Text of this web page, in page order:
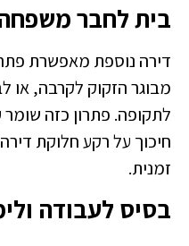
בית לחבר
דירה נוספת מאפשרת
מבוגר הזקוק לקרבה, או
לתקופה. פתרון כזה שומר
חיכוך על רקע חלוקת
זמנית.
בסיס לעבודה